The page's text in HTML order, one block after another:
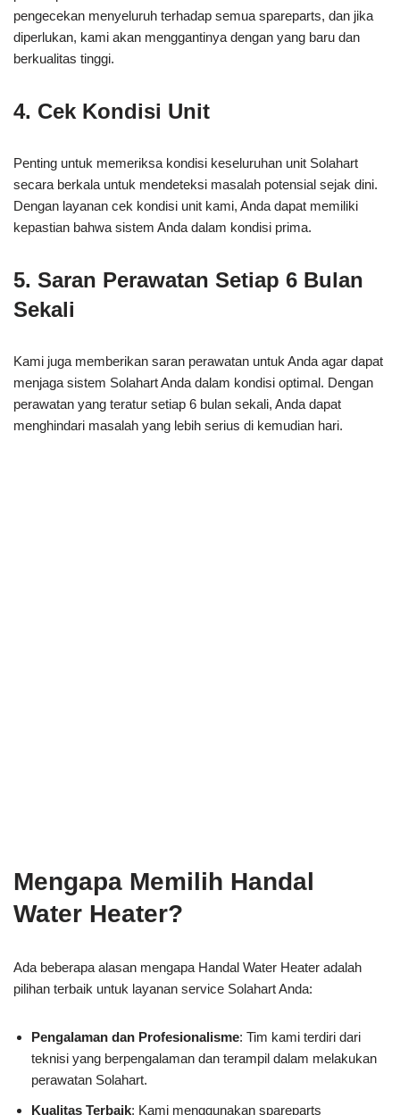
pengecekan menyeluruh terhadap semua spareparts, dan jika
diperlukan, kami akan menggantinya dengan yang baru dan
berkualitas tinggi.
4. Cek Kondisi Unit
Penting untuk memeriksa kondisi keseluruhan unit Solahart
secara berkala untuk mendeteksi masalah potensial sejak dini.
Dengan layanan cek kondisi unit kami, Anda dapat memiliki
kepastian bahwa sistem Anda dalam kondisi prima.
5. Saran Perawatan Setiap 6 Bulan
Sekali
Kami juga memberikan saran perawatan untuk Anda agar dapat
menjaga sistem Solahart Anda dalam kondisi optimal. Dengan
perawatan yang teratur setiap 6 bulan sekali, Anda dapat
menghindari masalah yang lebih serius di kemudian hari.
Mengapa Memilih Handal
Water Heater?
Ada beberapa alasan mengapa Handal Water Heater adalah
pilihan terbaik untuk layanan service Solahart Anda:
Pengalaman dan Profesionalisme: Tim kami terdiri dari
teknisi yang berpengalaman dan terampil dalam melakukan
perawatan Solahart.
Kualitas Terbaik: Kami menggunakan spareparts